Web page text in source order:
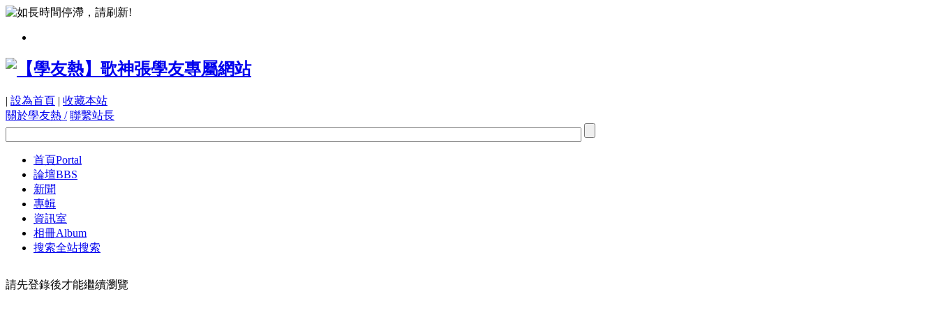
| 設為首頁 | 收藏本站
關於學友熱 / 聯繫站長
首頁Portal
論壇BBS
新聞
專輯
資訊室
相冊Album
搜索全站搜索
請先登錄後才能繼續瀏覽